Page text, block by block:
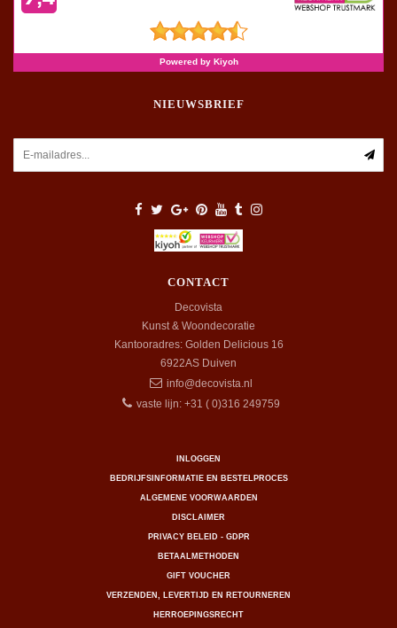
NIEUWSBRIEF
CONTACT
Decovista
Kunst & Woondecoratie
Kantooradres: Golden Delicious 16
6922AS Duiven
info@decovista.nl
vaste lijn: +31 ( 0)316 249759
INLOGGEN
BEDRIJFSINFORMATIE EN BESTELPROCES
ALGEMENE VOORWAARDEN
DISCLAIMER
PRIVACY BELEID - GDPR
BETAALMETHODEN
GIFT VOUCHER
VERZENDEN, LEVERTIJD EN RETOURNEREN
HERROEPINGSRECHT